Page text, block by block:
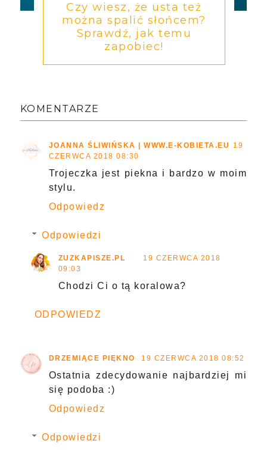
Czy wiesz, że usta też
można spalić słońcem?
Sprawdź, jak temu
zapobiec!
KOMENTARZE
JOANNA ŚLIWIŃSKA | WWW.E-KOBIETA.EU
19
CZERWCA 2018 08:30
Trojeczka jest piekna i bardzo w moim
stylu.
Odpowiedz
Odpowiedzi
ZUZKAPISZE.PL
19 CZERWCA 2018
09:03
Chodzi Ci o tą koralowa?
ODPOWIEDZ
DRZEMIĄCE PIĘKNO 19 CZERWCA 2018 08:52
Ostatnia zdecydowanie najbardziej mi
się podoba :)
Odpowiedz
Odpowiedzi